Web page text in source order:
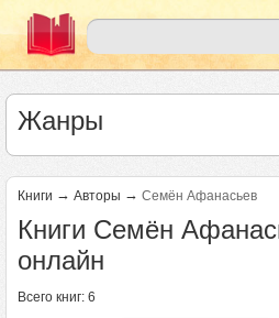
Жанры
Книги → Авторы → Семён Афанасьев
Книги Семён
онлайн
Всего книг: 6